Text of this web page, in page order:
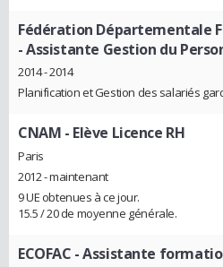
Fédération Départementale
- Assistante Gestion du
2014 - 2014
Planification et Gestion des salariés
CNAM - Elève Licence RH
Paris
2012 - maintenant
9 UE obtenues à ce jour.
15.5 / 20 de moyenne générale.
ECOFAC - Assistante